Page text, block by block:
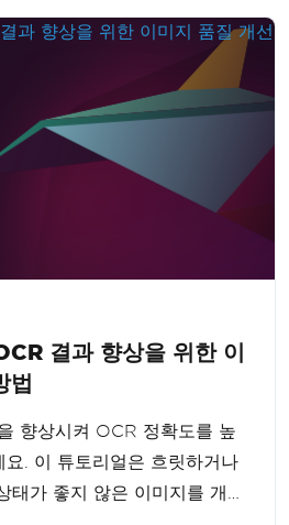
결과 향상을 위한 이
법
향상시켜 OCR 정확도를 높
요. 이 튜토리얼은 흐릿하거나
태가 좋지 않은 이미지를 개선